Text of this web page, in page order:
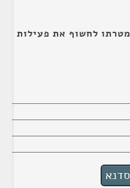
לחשוף את פעילות